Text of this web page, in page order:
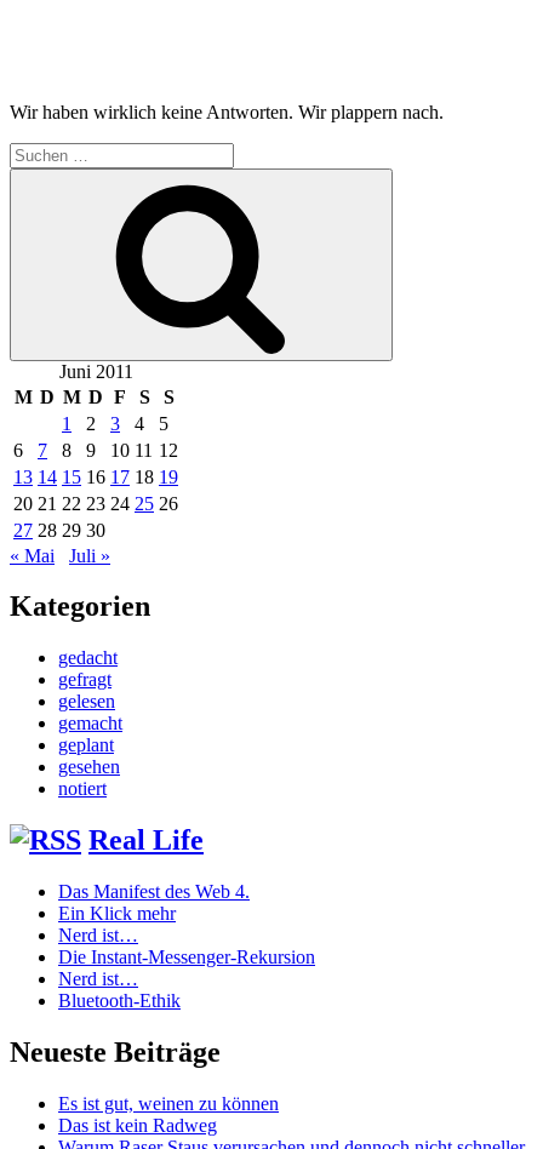
Wir haben wirklich keine Antworten. Wir plappern nach.
Suchen
nach:
Juni 2011
M D M D F S
S
1
2 3 4
5
6
7 8 9 10 11 12
13 14 15 16 17 18 19
20 21 22 23 24 25 26
27 28 29 30
« Mai
Juli »
Kategorien
gedacht
gefragt
gelesen
gemacht
geplant
gesehen
notiert
Real Life
Das Manifest des Web 4.
Ein Klick mehr
Nerd ist…
Die Instant-Messenger-Rekursion
Nerd ist…
Bluetooth-Ethik
Neueste Beiträge
Es ist gut, weinen zu können
Das ist kein Radweg